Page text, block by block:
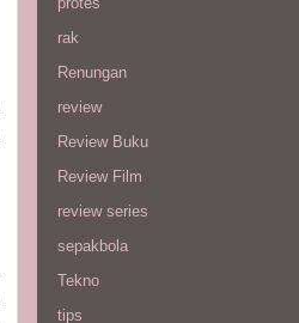
rak
Renungan
review
Review Buku
Review Film
review series
sepakbola
Tekno
tips